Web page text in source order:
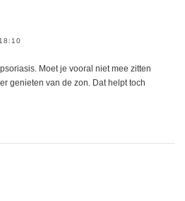
Moet je vooral niet mee zitten
genieten van de zon. Dat helpt toch